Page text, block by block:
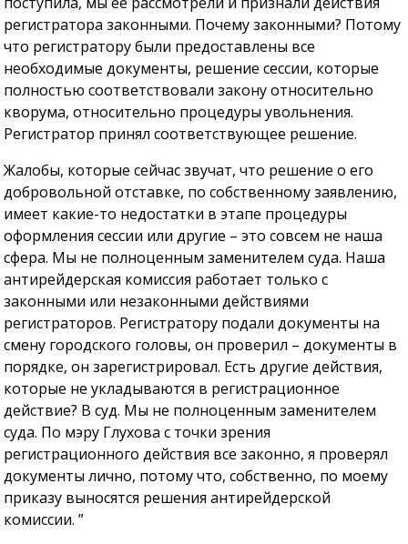
регистратора законными. Почему законными? Потому
что регистратору были предоставлены все
необходимые документы, решение сессии, которые
полностью соответствовали закону относительно
кворума, относительно процедуры увольнения.
Регистратор принял соответствующее решение.
Жалобы, которые сейчас звучат, что решение о его
добровольной отставке, по собственному заявлению,
имеет какие-то недостатки в этапе процедуры
оформления сессии или другие – это совсем не наша
сфера. Мы не полноценным заменителем суда. Наша
антирейдерская комиссия работает только с
законными или незаконными действиями
регистраторов. Регистратору подали документы на
смену городского головы, он проверил – документы в
порядке, он зарегистрировал. Есть другие действия,
которые не укладываются в регистрационное
действие? В суд. Мы не полноценным заменителем
суда. По мэру Глухова с точки зрения
регистрационного действия все законно, я проверял
документы лично, потому что, собственно, по моему
приказу выносятся решения антирейдерской
комиссии. ”